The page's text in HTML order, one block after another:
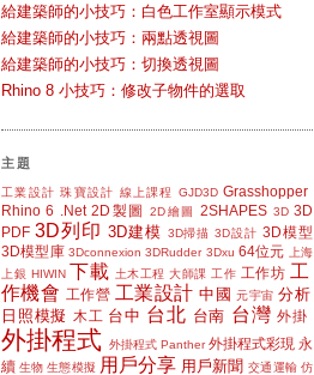
給建築師的小技巧：白色工作室顯示模式
給建築師的小技巧：兩點透視圖
給建築師的小技巧：切換透視圖
Rhino 8 小技巧：修改子物件的選取
主題
工業設計 珠寶設計 線上課程 GJD3D Grasshopper
Rhino 6
.Net 2D製圖 2D繪圖 2SHAPES 3D 3D
PDF 3D列印 3D建模 3D掃描 3D設計 3D模型
3D模型庫 3Dconnexion 3DRudder 3Dxu 64位元
上海
上銀 HIWIN 下載 土木工程 大師課 工作 工作坊 工
作機會 工作營 工業設計 中國 元宇宙 分析
日照模擬
木工 台中 台北 台南 台灣 外掛
外掛程式 外掛程式 Panther 外掛程式彩現 永
續 生物 生態模擬 用戶分享 用戶新聞 交通運輸 仿